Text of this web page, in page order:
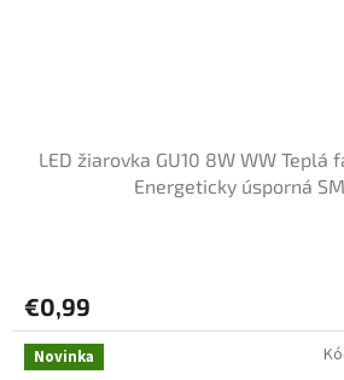
LED žiarovka GU10 8W WW Teplá
Energeticky úsporná
€0,99
Novinka